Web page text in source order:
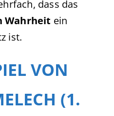
dass das
Wahrheit ein
ist.
VON
(1.